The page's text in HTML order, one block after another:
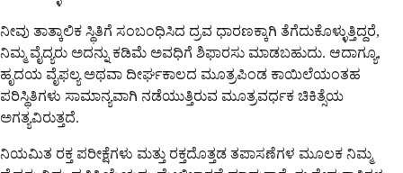
ನೀವು ತಾತ್ಕಾಲಿಕ ಸ್ಥಿತಿಗೆ ಸಂಬಂಧಿಸಿದ ದ್ರವ ಧಾರಣಕ್ಕಾಗಿ ತೆಗೆದುಕೊಳ್ಳುತ್ತಿದ್ದರೆ,
ನಿಮ್ಮ ವೈದ್ಯರು ಅದನ್ನು ಕಡಿಮೆ ಅವಧಿಗೆ ಶಿಫಾರಸು ಮಾಡಬಹುದು. ಆದಾಗ್ಯೂ,
ಹೃದಯ ವೈಫಲ್ಯ ಅಥವಾ ದೀರ್ಘಕಾಲದ ಮೂತ್ರಪಿಂಡ ಕಾಯಿಲೆಯಂತಹ
ಪರಿಸ್ಥಿತಿಗಳು ಸಾಮಾನ್ಯವಾಗಿ ನಡೆಯುತ್ತಿರುವ ಮೂತ್ರವರ್ಧಕ ಚಿಕಿತ್ಸೆಯ
ಅಗತ್ಯವಿರುತ್ತದೆ.
ನಿಯಮಿತ ರಕ್ತ ಪರೀಕ್ಷೆಗಳು ಮತ್ತು ರಕ್ತದೊತ್ತಡ ತಪಾಸಣೆಗಳ ಮೂಲಕ ನಿಮ್ಮ